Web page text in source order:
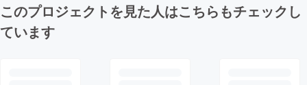
このプロジェクトを見た人はこちらもチェックし
ています